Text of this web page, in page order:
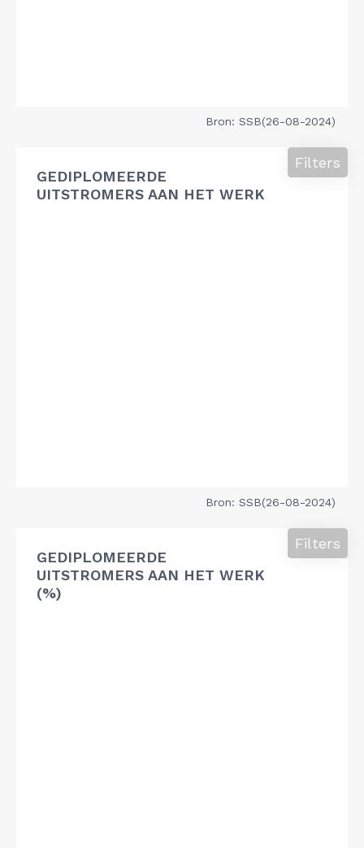
Bron: SSB(26-08-2024)
GEDIPLOMEERDE
UITSTROMERS AAN HET WERK
Filters
Bron: SSB(26-08-2024)
GEDIPLOMEERDE
UITSTROMERS AAN HET WERK
(%)
Filters